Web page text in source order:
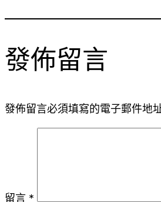
發佈留言
發佈留言必須填寫的電子郵件地
留言 *